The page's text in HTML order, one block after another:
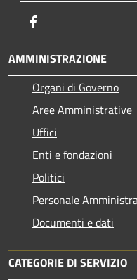
AMMINISTRAZIONE
Organi di Governo
Aree Amministrative
Uffici
Enti e fondazioni
Politici
Personale
Documenti e dati
CATEGORIE DI SERVIZIO